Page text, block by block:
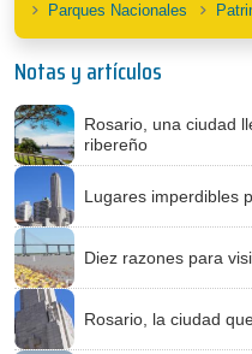
Parques Nacionales
Notas y artículos
Rosario, una ciudad
ribereño
Lugares imperdibles
Diez razones para
Rosario, la ciudad